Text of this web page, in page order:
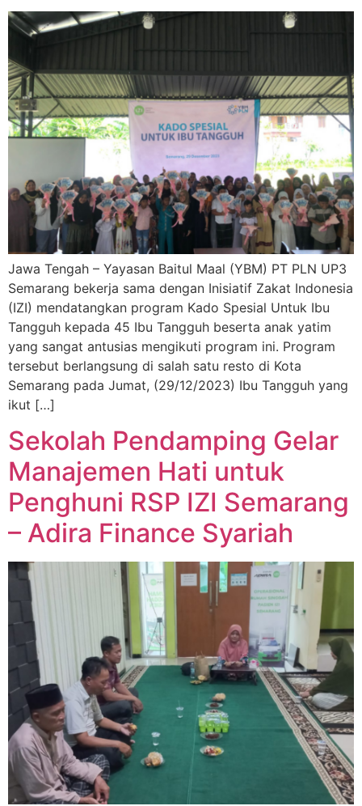
Jawa Tengah – Yayasan Baitul Maal (YBM) PT PLN UP3
Semarang bekerja sama dengan Inisiatif Zakat Indonesia
(IZI) mendatangkan program Kado Spesial Untuk Ibu
Tangguh kepada 45 Ibu Tangguh beserta anak yatim
yang sangat antusias mengikuti program ini. Program
tersebut berlangsung di salah satu resto di Kota
Semarang pada Jumat, (29/12/2023) Ibu Tangguh yang
ikut […]
Sekolah Pendamping Gelar
Manajemen Hati untuk
Penghuni RSP IZI Semarang
– Adira Finance Syariah